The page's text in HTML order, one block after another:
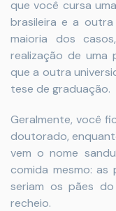
que você cursa
brasileira e a
maioria dos
realização de uma
que a outra
tese de graduação.
Geralmente, você
doutorado,
vem o nome
comida mesmo: as
seriam os pães
recheio.